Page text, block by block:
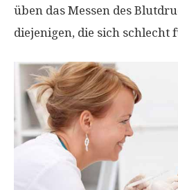
üben das Messen des
diejenigen, die sich schlecht